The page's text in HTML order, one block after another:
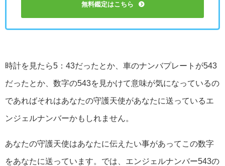
無料鑑定はこちら
時計を見たら5：43だったとか、車のナンバプレートが543
だったとか、数字の543を見かけて意味が気になっているの
であればそれはあなたの守護天使があなたに送っているエ
ンジェルナンバーかもしれません。
あなたの守護天使はあなたに伝えたい事があってこの数字
をあなたに送っています。では、エンジェルナンバー543の